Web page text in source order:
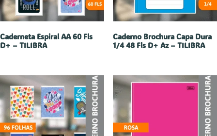
Caderneta Espiral AA 60 Fls
D+ – TILIBRA
Caderno Brochura Capa Dura
1/4 48 Fls D+ Az – TILIBRA